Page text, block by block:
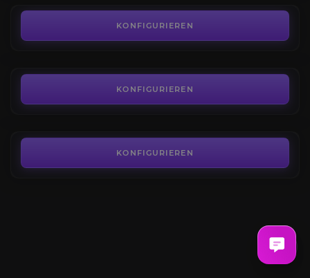
KONFIGURIEREN
LoL-Nivellierung
KONFIGURIEREN
Normale Spiele
KONFIGURIEREN